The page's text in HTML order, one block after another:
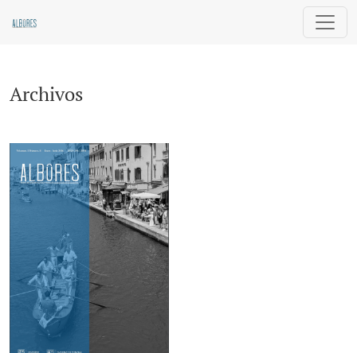
Archivos